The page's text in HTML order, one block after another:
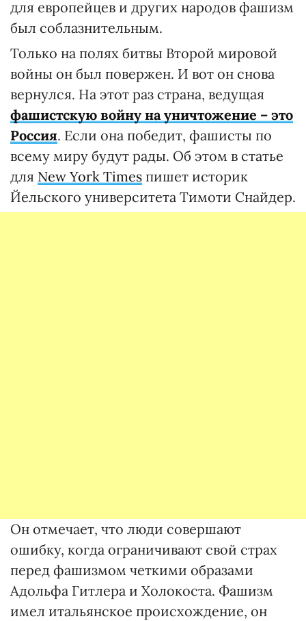
для европейцев и других народов фашизм
был соблазнительным.
Только на полях битвы Второй мировой
войны он был повержен. И вот он снова
вернулся. На этот раз страна, ведущая
фашистскую войну на уничтожение – это
Россия. Если она победит, фашисты по
всему миру будут рады. Об этом в статье
для New York Times пишет историк
Йельского университета Тимоти Снайдер.
Он отмечает, что люди совершают
ошибку, когда ограничивают свой страх
перед фашизмом четкими образами
Адольфа Гитлера и Холокоста. Фашизм
имел итальянское происхождение, он